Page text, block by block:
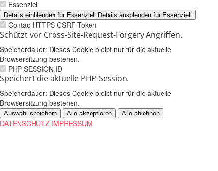
Essenziell
Details einblenden für Essenziell Details ausblenden für Essenziell
Contao HTTPS CSRF Token
Schützt vor Cross-Site-Request-Forgery Angriffen.
Speicherdauer: Dieses Cookie bleibt nur für die aktuelle
Browsersitzung bestehen.
PHP SESSION ID
Speichert die aktuelle PHP-Session.
Speicherdauer: Dieses Cookie bleibt nur für die aktuelle
Browsersitzung bestehen.
Auswahl speichern Alle akzeptieren Alle ablehnen
DATENSCHUTZ IMPRESSUM